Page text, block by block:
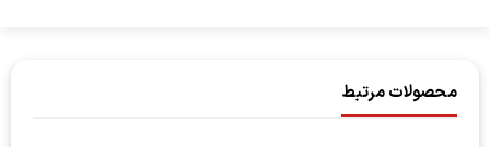
محصولات مرتبط